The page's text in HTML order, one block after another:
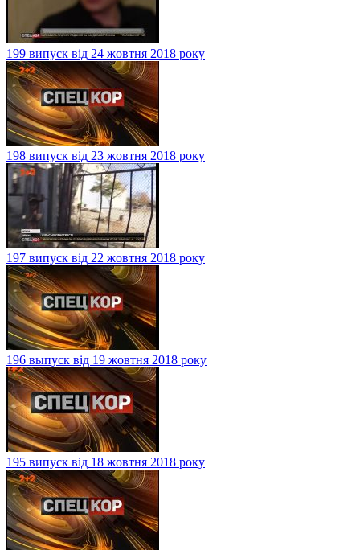
199 випуск від 24 жовтня 2018 року
198 випуск від 23 жовтня 2018 року
197 випуск від 22 жовтня 2018 року
196 выпуск від 19 жовтня 2018 року
195 випуск від 18 жовтня 2018 року